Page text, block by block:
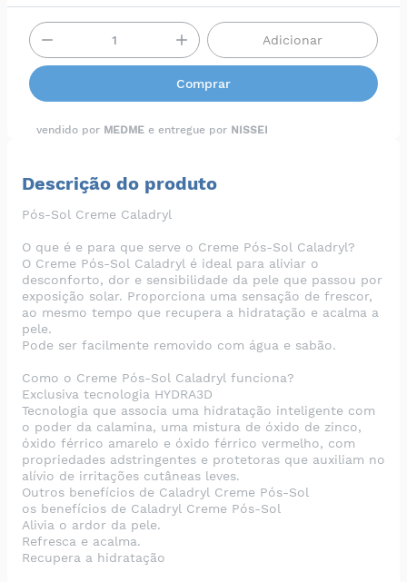
Adicionar
Comprar
vendido por MEDME e entregue por NISSEI
Descrição do produto
Pós-Sol Creme Caladryl
O que é e para que serve o Creme Pós-Sol Caladryl?
O Creme Pós-Sol Caladryl é ideal para aliviar o
desconforto, dor e sensibilidade da pele que passou por
exposição solar. Proporciona uma sensação de frescor,
ao mesmo tempo que recupera a hidratação e acalma a
pele.
Pode ser facilmente removido com água e sabão.
Como o Creme Pós-Sol Caladryl funciona?
Exclusiva tecnologia HYDRA3D
Tecnologia que associa uma hidratação inteligente com
o poder da calamina, uma mistura de óxido de zinco,
óxido férrico amarelo e óxido férrico vermelho, com
propriedades adstringentes e protetoras que auxiliam no
alívio de irritações cutâneas leves.
Outros benefícios de Caladryl Creme Pós-Sol
os benefícios de Caladryl Creme Pós-Sol
Alivia o ardor da pele.
Refresca e acalma.
Recupera a hidratação